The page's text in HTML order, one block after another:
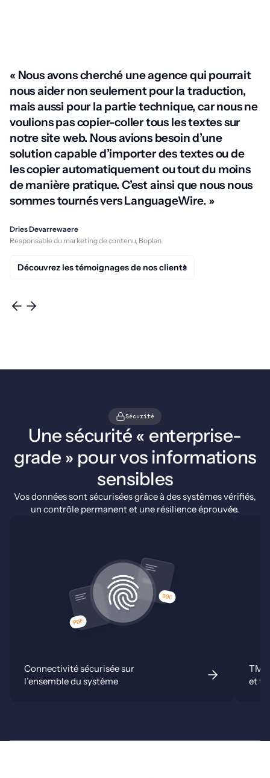
« Nous avons cherché une agence qui pourrait
nous aider non seulement pour la traduction,
mais aussi pour la partie technique, car nous ne
voulions pas copier-coller tous les textes sur
notre site web. Nous avions besoin d’une
solution capable d’importer des textes ou de
les copier automatiquement ou tout du moins
de manière pratique. C’est ainsi que nous nous
sommes tournés vers LanguageWire. »
Dries Devarrewaere
Responsable du marketing de contenu, Boplan
Découvrez les témoignages de nos clients
Sécurité
Une sécurité « enterprise-
grade » pour vos informations
sensibles
Vos données sont sécurisées grâce à des systèmes vérifiés,
un contrôle permanent et une résilience éprouvée.
Connectivité sécurisée sur
l’ensemble du système
et